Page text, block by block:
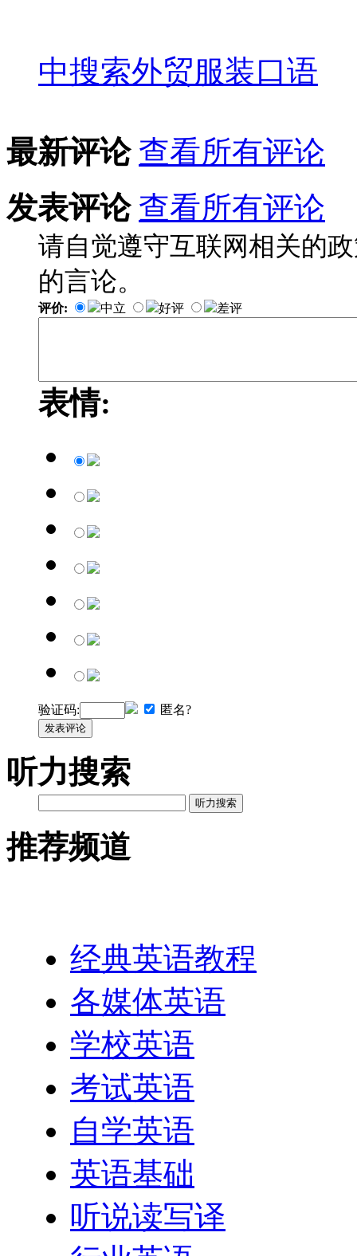
中搜索外贸服装口语
最新评论 查看所有评论
发表评论 查看所有评论
请自觉遵守互联网相关的
的言论。
评价: 中立 好评 差评
表情:
验证码: 匿名?
发表评论
听力搜索
听力搜索
推荐频道
经典英语教程
各媒体英语
学校英语
考试英语
自学英语
英语基础
听说读写译